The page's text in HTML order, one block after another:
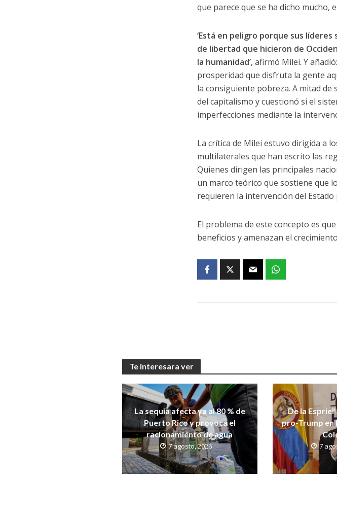
que parece que se ha dicho mucho,
‘Está en peligro porque sus
de libertad que hicieron de
la humanidad’, afirmó Milei. Y
prosperidad que disfruta la gente
la consiguiente pobreza. A mitad de
del capitalismo y cuestionó si el
imperfecciones mediante la
La crítica de Milei estuvo dirigida a
multilaterales que han escrito las
Quienes dirigen las principales
un marco teórico que sostiene que
requieren la intervención del
El problema de este concepto es
beneficios y amenazan el
Te interesara ver
La sequía afecta ya al 80 % de
Puerto Rico y provoca el
racionamiento de agua
7 agosto, 2026
De la
pro-Trump en
7